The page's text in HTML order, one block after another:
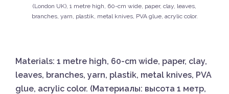
(London UK), 1 metre high, 60-cm wide, paper, clay, leaves,
branches, yarn, plastik, metal knives, PVA glue, acrylic color.
Materials: 1 metre high, 60-cm wide, paper, clay,
leaves, branches, yarn, plastik, metal knives, PVA
glue, acrylic color. (Материалы: высота 1 метр,